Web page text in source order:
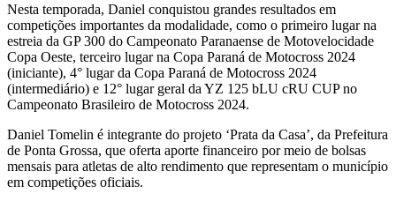
Nesta temporada, Daniel conquistou grandes resultados em
competições importantes da modalidade, como o primeiro lugar na
estreia da GP 300 do Campeonato Paranaense de Motovelocidade
Copa Oeste, terceiro lugar na Copa Paraná de Motocross 2024
(iniciante), 4° lugar da Copa Paraná de Motocross 2024
(intermediário) e 12° lugar geral da YZ 125 bLU cRU CUP no
Campeonato Brasileiro de Motocross 2024.
Daniel Tomelin é integrante do projeto ‘Prata da Casa’, da Prefeitura
de Ponta Grossa, que oferta aporte financeiro por meio de bolsas
mensais para atletas de alto rendimento que representam o município
em competições oficiais.